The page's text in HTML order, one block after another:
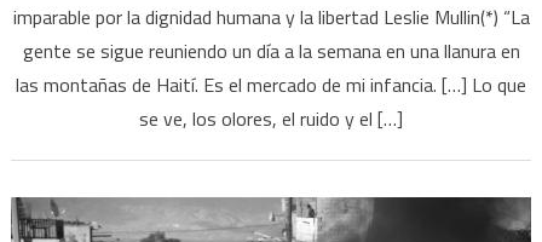
imparable por la dignidad humana y la libertad Leslie Mullin(*) “La
gente se sigue reuniendo un día a la semana en una llanura en
las montañas de Haití. Es el mercado de mi infancia. […] Lo que
se ve, los olores, el ruido y el […]